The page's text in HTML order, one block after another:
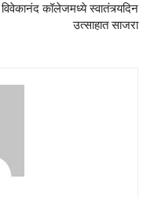
विवेकानंद कॉलेजमध्ये स्वातंत्र्यदिन
उत्साहात साजरा